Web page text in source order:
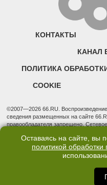
КОНТАКТЫ
КАНАЛ
ПОЛИТИКА
COOKIE
©2007—2026 66.RU.
сведения размещенных на сайте
правообладателя запрещено.
надзору в сфере связи,
(Роскомнадзор). Регистрационный
Учредитель: Общество с
3, оф. 7015 Фактический адрес
обл., г. Екатеринбург, ул. Бориса
Оставаясь на сайте, вы
политикой